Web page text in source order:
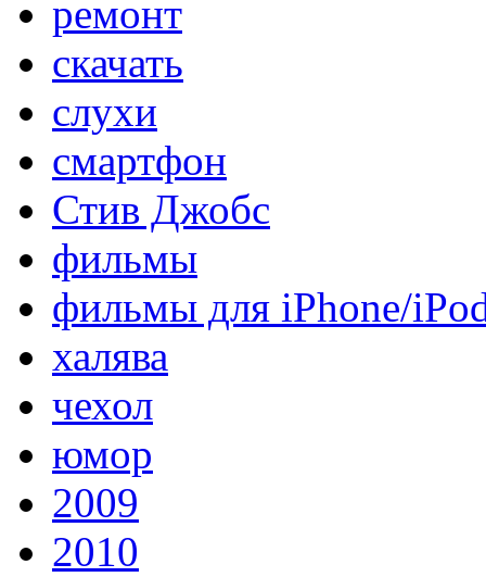
ремонт
скачать
слухи
смартфон
Стив Джобс
фильмы
фильмы для iPhone/
халява
чехол
юмор
2009
2010